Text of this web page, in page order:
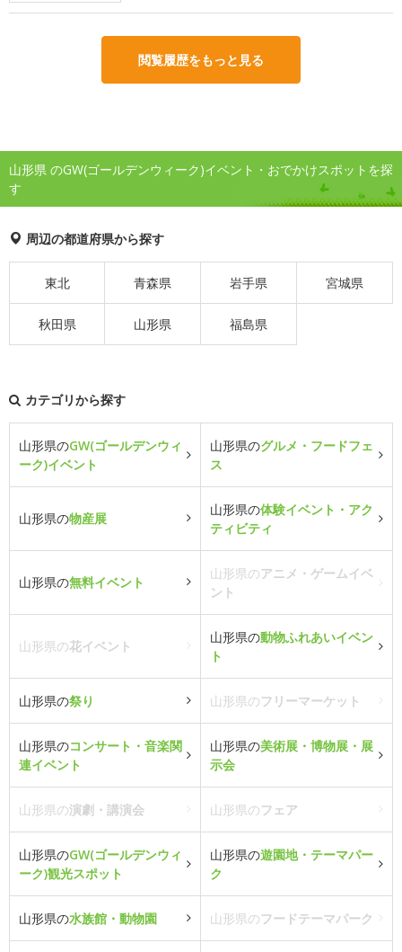
閲覧履歴をもっと見る
山形県 のGW(ゴールデンウィーク)イベント・おでかけスポットを探
す
周辺の都道府県から探す
東北 青森県 岩手県 宮城県
秋田県 山形県 福島県
カテゴリから探す
山形県のGW(ゴールデンウィ
ーク)イベント
山形県のグルメ・フードフェ
ス
山形県の物産展
山形県の体験イベント・アク
ティビティ
山形県の無料イベント
山形県のアニメ・ゲームイベ
ント
山形県の花イベント
山形県の動物ふれあいイベン
ト
山形県の祭り 山形県のフリーマーケット
山形県のコンサート・音楽関
連イベント
山形県の美術展・博物展・展
示会
山形県の演劇・講演会 山形県のフェア
山形県のGW(ゴールデンウィ
ーク)観光スポット
山形県の遊園地・テーマパー
ク
山形県の水族館・動物園 山形県のフードテーマパーク